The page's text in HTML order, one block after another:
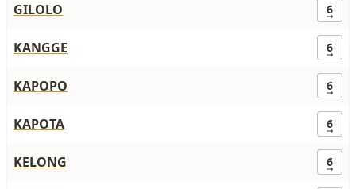
GILOLO 6
KANGGE 6
KAPOPO 6
KAPOTA 6
KELONG 6